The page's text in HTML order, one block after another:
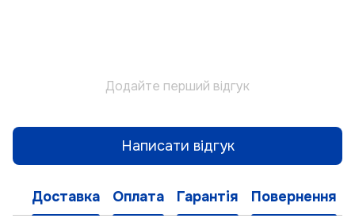
Додайте перший відгук
Написати відгук
Доставка Оплата Гарантія Повернення